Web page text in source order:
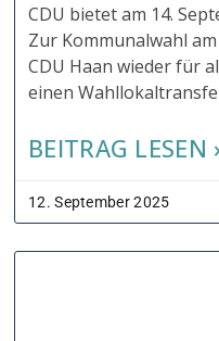
CDU bietet am 14.
Zur Kommunalwahl
CDU Haan wieder für
einen
BEITRAG LESEN
12. September 2025